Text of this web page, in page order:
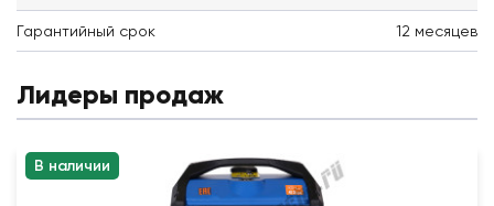
Гарантийный срок 12 месяцев
Лидеры продаж
В наличии